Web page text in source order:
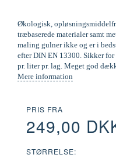
Økologisk,
træbaserede materialer samt
maling gulner ikke og er i
efter DIN EN 13300. Sikker
pr. liter pr. lag. Meget god
Mere information
PRIS FRA
249,00
STØRRELSE: